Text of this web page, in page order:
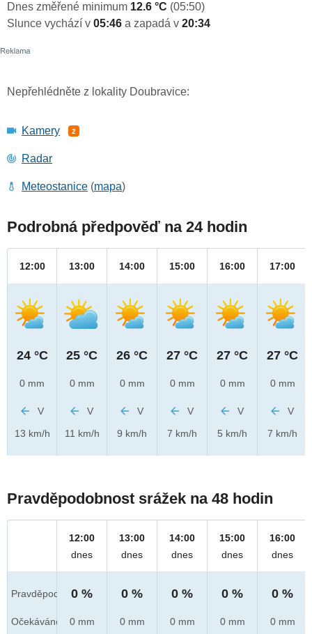
Dnes změřené minimum 12.6 °C (05:50)
Slunce vychází v 05:46 a zapadá v 20:34
Nepřehlédněte z lokality Doubravice:
Kamery 2
Radar
Meteostanice (mapa)
Podrobná předpověď na 24 hodin
12:00
24 °C
0 mm
V
13 km/h
13:00
25 °C
0 mm
V
11 km/h
14:00
26 °C
0 mm
V
9 km/h
15:00
27 °C
0 mm
V
7 km/h
16:00
27 °C
0 mm
V
5 km/h
17:00
27 °C
0 mm
V
7 km/h
Pravděpodobnost srážek na 48 hodin
Pravděpod.
Očekáváno
12:00
dnes
0 %
0 mm
13:00
dnes
0 %
0 mm
14:00
dnes
0 %
0 mm
15:00
dnes
0 %
0 mm
16:00
dnes
0 %
0 mm